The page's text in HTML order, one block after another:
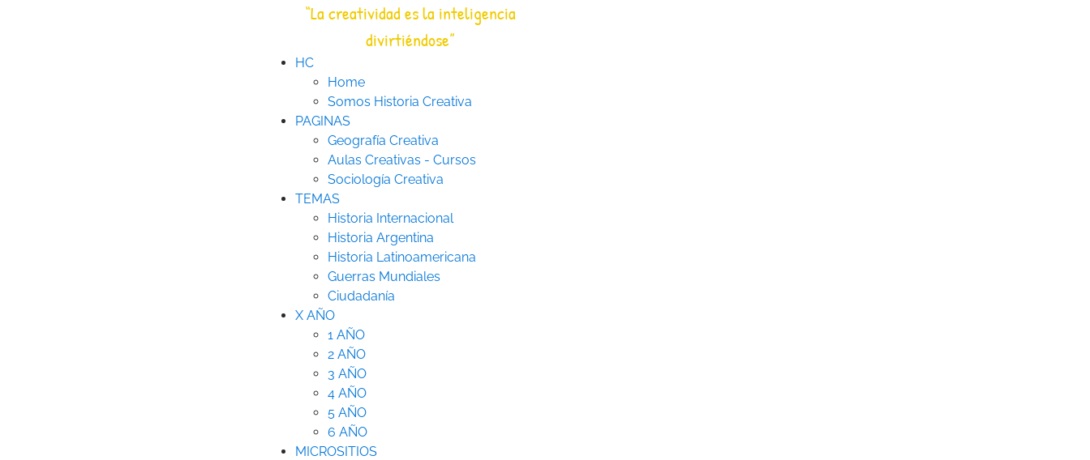
“La creatividad es la inteligencia
divirtiéndose”
HC
Home
Somos Historia Creativa
PAGINAS
Geografía Creativa
Aulas Creativas - Cursos
Sociología Creativa
TEMAS
Historia Internacional
Historia Argentina
Historia Latinoamericana
Guerras Mundiales
Ciudadanía
X AÑO
1 AÑO
2 AÑO
3 AÑO
4 AÑO
5 AÑO
6 AÑO
MICROSITIOS